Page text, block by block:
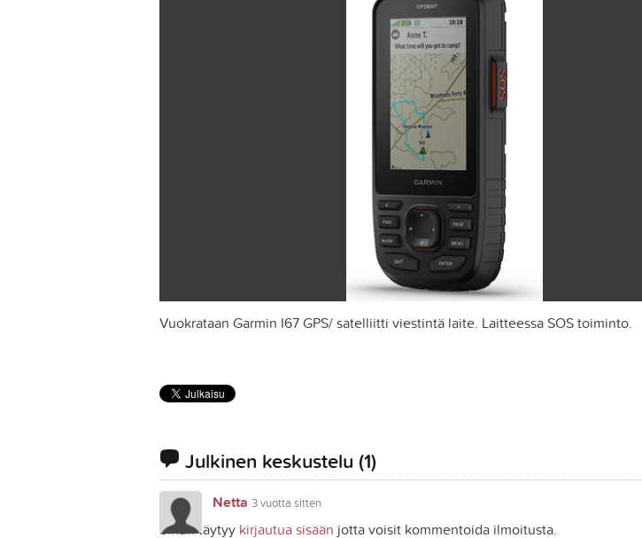
Vuokrataan Garmin I67 GPS/ satelliitti viestintä laite. Laitteessa SOS toiminto.
Julkinen keskustelu (1)
Netta 3 vuotta sitten
Sinun täytyy kirjautua sisään jotta voisit kommentoida ilmoitusta.